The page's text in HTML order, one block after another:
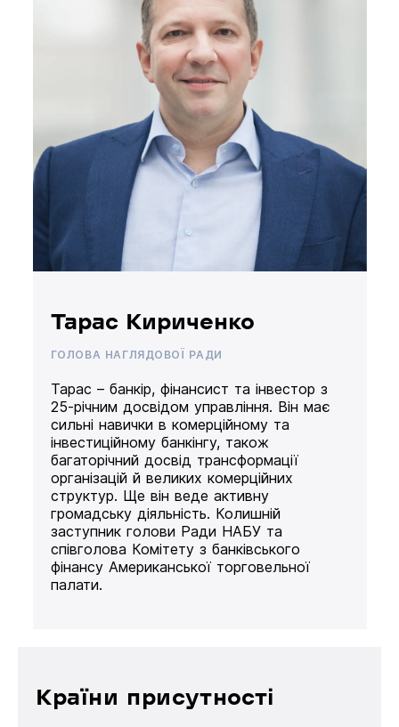
Тарас Кириченко
ГОЛОВА НАГЛЯДОВОЇ РАДИ
Тарас – банкір, фінансист та інвестор з
25-річним досвідом управління. Він має
сильні навички в комерційному та
інвестиційному банкінгу, також
багаторічний досвід трансформації
організацій й великих комерційних
структур. Ще він веде активну
громадську діяльність. Колишній
заступник голови Ради НАБУ та
співголова Комітету з банківського
фінансу Американської торговельної
палати.
Країни присутності